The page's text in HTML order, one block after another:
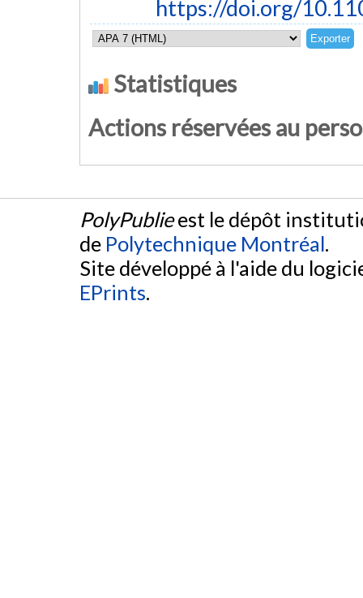
https://doi.org/
Statistiques
Actions réservées au
PolyPublieest le dépôt
de Polytechnique Montréal.
Site développé à l'aide du
EPrints.